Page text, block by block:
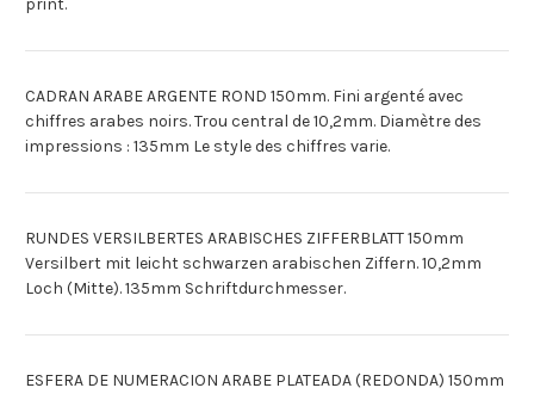
print.
CADRAN ARABE ARGENTE ROND 150mm. Fini argenté avec
chiffres arabes noirs. Trou central de 10,2mm. Diamètre des
impressions : 135mm Le style des chiffres varie.
RUNDES VERSILBERTES ARABISCHES ZIFFERBLATT 150mm
Versilbert mit leicht schwarzen arabischen Ziffern. 10,2mm
Loch (Mitte). 135mm Schriftdurchmesser.
ESFERA DE NUMERACION ARABE PLATEADA (REDONDA) 150mm